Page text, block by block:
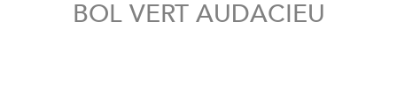
BOL VERT AUDACIEU